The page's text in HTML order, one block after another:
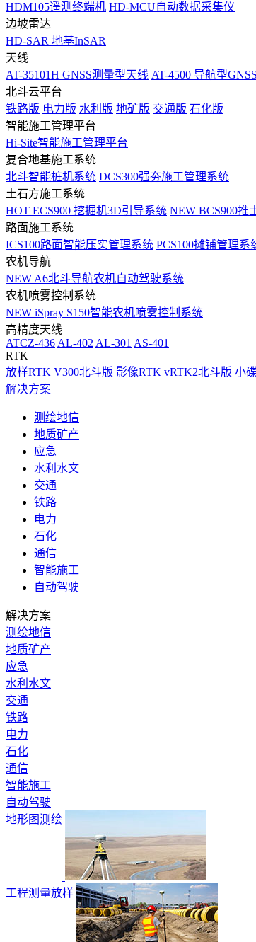
HDM105遥测终端机 HD-MCU自动数据采集仪
边坡雷达
HD-SAR 地基InSAR
天线
AT-35101H GNSS测量型天线 AT-4500 导航型
北斗云平台
铁路版 电力版 水利版 地矿版 交通版 石化版
智能施工管理平台
Hi-Site智能施工管理平台
复合地基施工系统
北斗智能桩机系统 DCS300强夯施工管理系统
土石方施工系统
HOT ECS900 挖掘机3D引导系统 NEW BCS900推
路面施工系统
ICS100路面智能压实管理系统 PCS100摊铺管理系
农机导航
NEW A6北斗导航农机自动驾驶系统
农机喷雾控制系统
NEW iSpray S150智能农机喷雾控制系统
高精度天线
ATCZ-436 AL-402 AL-301 AS-401
RTK
放样RTK V300北斗版 影像RTK vRTK2北斗版 小
解决方案
测绘地信
地质矿产
应急
水利水文
交通
铁路
电力
石化
通信
智能施工
自动驾驶
解决方案
测绘地信
地质矿产
应急
水利水文
交通
铁路
电力
石化
通信
智能施工
自动驾驶
地形图测绘
工程测量放样